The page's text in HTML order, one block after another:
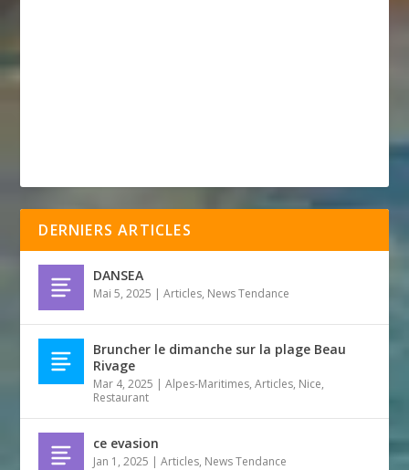
DERNIERS ARTICLES
DANSEA
Mai 5, 2025 |Articles, News Tendance
Bruncher le dimanche sur la plage Beau
Rivage
Mar 4, 2025 |Alpes-Maritimes,Articles, Nice,
Restaurant
ce evasion
Jan 1, 2025 |Articles, News Tendance